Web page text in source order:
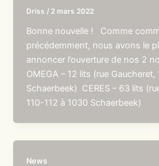
Driss / 2 mars 2022
Bonne nouvelle ! Comme
précédemment, nous avons le
annoncer l’ouverture de nos 2
OMEGA – 12 lits (rue
Schaerbeek) CERES – 63 lits
110-112 à 1030 Schaerbeek)
News